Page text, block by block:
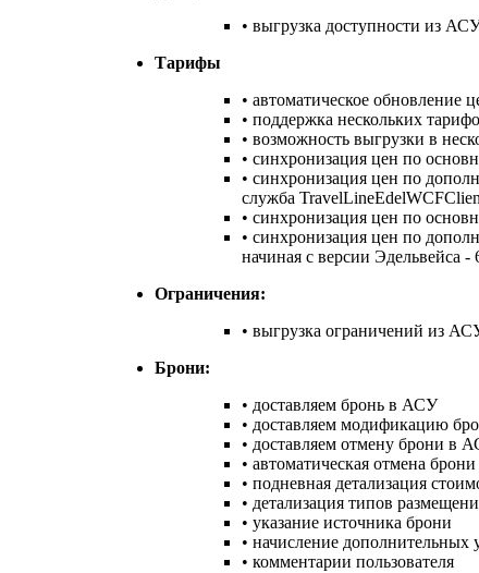
• выгрузка доступности из
Тарифы
• автоматическое обновление
• поддержка нескольких
• возможность выгрузки в
• синхронизация цен по
• синхронизация цен по
служба
• синхронизация цен по
• синхронизация цен по
начиная с версии Эдельвейса
Ограничения:
• выгрузка ограничений из
Брони:
• доставляем бронь в АСУ
• доставляем модификацию
• доставляем отмену брони в
• автоматическая отмена
• подневная детализация
• детализация типов
• указание источника брони
• начисление
• комментарии пользователя